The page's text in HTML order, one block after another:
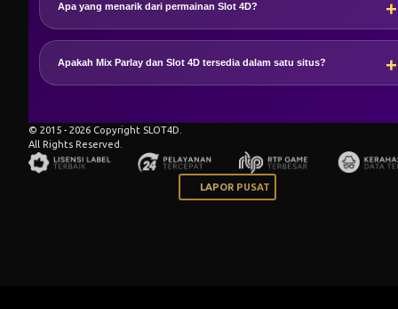
Apa yang menarik dari permainan Slot 4D?
Apakah Mix Parlay dan Slot 4D tersedia dalam satu situs?
© 2015 - 2026 Copyright SLOT4D.
All Rights Reserved.
LAPOR PUSAT